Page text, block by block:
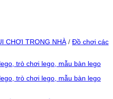
CHƠI TRONG NHÀ / Đồ chơi các